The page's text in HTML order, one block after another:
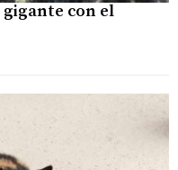
con el